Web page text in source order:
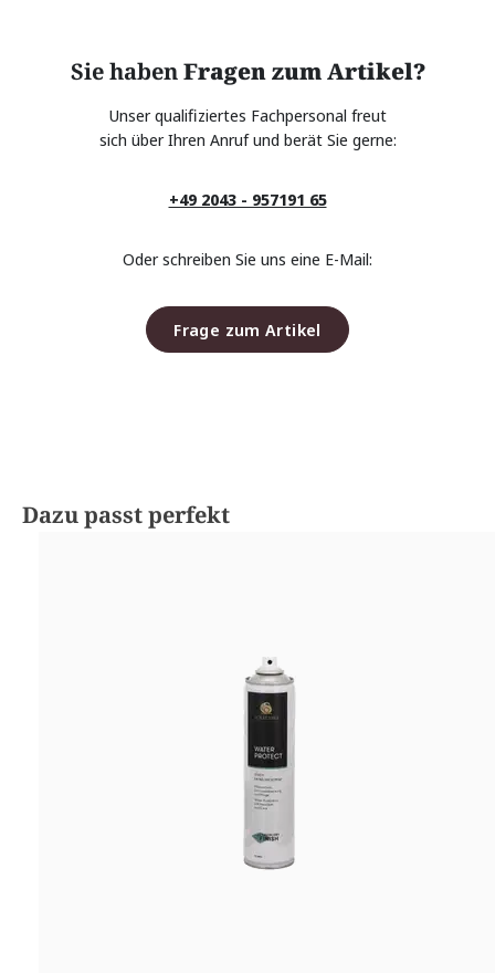
Sie habenFragen zum Artikel?
Unser qualifiziertes Fachpersonal freut
sich über Ihren Anruf und berät Sie gerne:
+49 2043 - 957191 65
Oder schreiben Sie uns eine E-Mail:
Frage zum Artikel
Produktgalerie überspringen
Dazu passt perfekt